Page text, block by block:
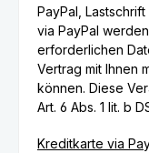
PayPal,
via PayPal
erforderlichen
Vertrag mit Ihnen
können. Diese
Art. 6 Abs. 1 lit. b
Kreditkarte via